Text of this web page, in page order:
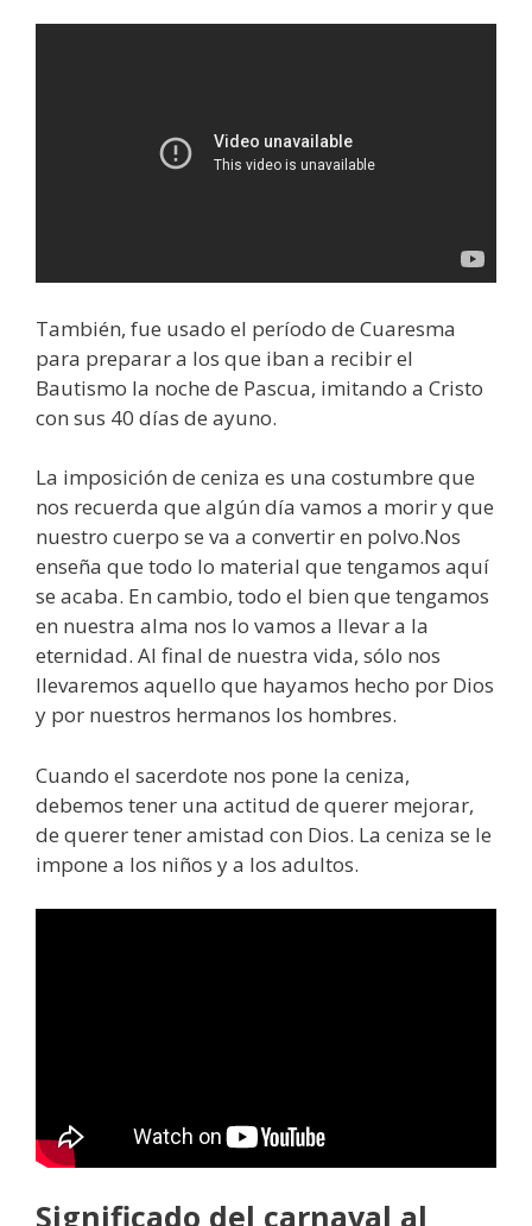
También, fue usado el período de Cuaresma
para preparar a los que iban a recibir el
Bautismo la noche de Pascua, imitando a Cristo
con sus 40 días de ayuno.
La imposición de ceniza es una costumbre que
nos recuerda que algún día vamos a morir y que
nuestro cuerpo se va a convertir en polvo.Nos
enseña que todo lo material que tengamos aquí
se acaba. En cambio, todo el bien que tengamos
en nuestra alma nos lo vamos a llevar a la
eternidad. Al final de nuestra vida, sólo nos
llevaremos aquello que hayamos hecho por Dios
y por nuestros hermanos los hombres.
Cuando el sacerdote nos pone la ceniza,
debemos tener una actitud de querer mejorar,
de querer tener amistad con Dios. La ceniza se le
impone a los niños y a los adultos.
Significado del carnaval al